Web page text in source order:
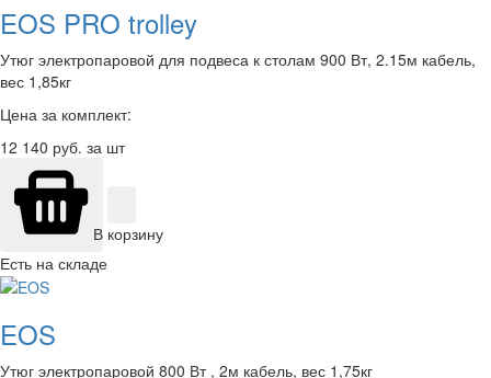
EOS PRO trolley
Утюг электропаровой для подвеса к столам 900 Вт, 2.15м кабель,
вес 1,85кг
Цена за комплект:
12 140 руб. за шт
В корзину
Есть на складе
EOS
Утюг электропаровой 800 Вт , 2м кабель, вес 1,75кг